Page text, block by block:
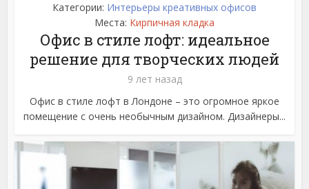
Категории: Интерьеры креативных офисов
Места: Кирпичная кладка
Офис в стиле лофт: идеальное
решение для творческих людей
9 лет назад
Офис в стиле лофт в Лондоне – это огромное яркое
помещение с очень необычным дизайном. Дизайнеры...